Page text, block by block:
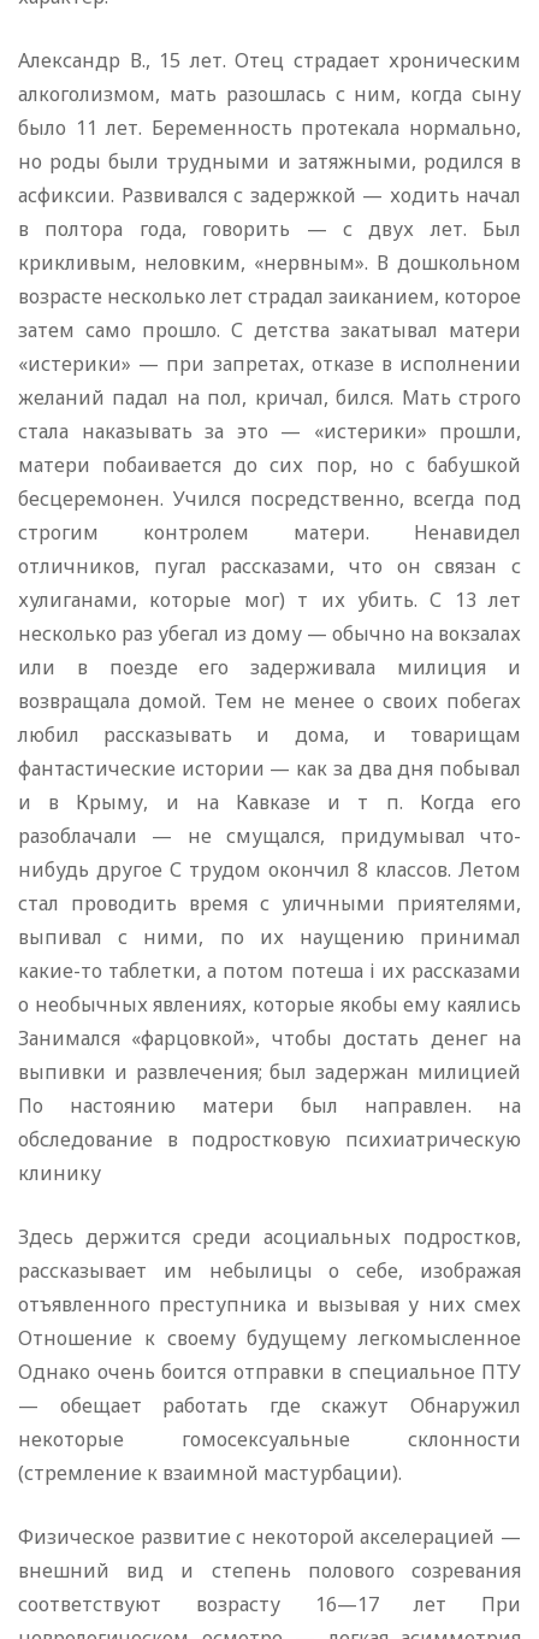
Александр В., 15 лет. Отец страдает хроническим
алкоголизмом, мать разошлась с ним, когда сыну
было 11 лет. Беременность протекала нормально,
но роды были трудными и затяжными, родился в
асфиксии. Развивался с задержкой — ходить начал
в полтора года, говорить — с двух лет. Был
крикливым, неловким, «нервным». В дошкольном
возрасте несколько лет страдал заиканием, которое
затем само прошло. С детства закатывал матери
«истерики» — при запретах, отказе в исполнении
желаний падал на пол, кричал, бился. Мать строго
стала наказывать за это — «истерики» прошли,
матери побаивается до сих пор, но с бабушкой
бесцеремонен. Учился посредственно, всегда под
строгим контролем матери. Ненавидел
отличников, пугал рассказами, что он связан с
хулиганами, которые мог) т их убить. С 13 лет
несколько раз убегал из дому — обычно на вокзалах
или в поезде его задерживала милиция и
возвращала домой. Тем не менее о своих побегах
любил рассказывать и дома, и товарищам
фантастические истории — как за два дня побывал
и в Крыму, и на Кавказе и т п. Когда его
разоблачали — не смущался, придумывал что-
нибудь другое С трудом окончил 8 классов. Летом
стал проводить время с уличными приятелями,
выпивал с ними, по их наущению принимал
какие-то таблетки, а потом потеша i их рассказами
о необычных явлениях, которые якобы ему каялись
Занимался «фарцовкой», чтобы достать денег на
выпивки и развлечения; был задержан милицией
По настоянию матери был направлен. на
обследование в подростковую психиатрическую
клинику
Здесь держится среди асоциальных подростков,
рассказывает им небылицы о себе, изображая
отъявленного преступника и вызывая у них смех
Отношение к своему будущему легкомысленное
Однако очень боится отправки в специальное ПТУ
— обещает работать где скажут Обнаружил
некоторые гомосексуальные склонности
(стремление к взаимной мастурбации).
Физическое развитие с некоторой акселерацией —
внешний вид и степень полового созревания
соответствуют возрасту 16—17 лет При